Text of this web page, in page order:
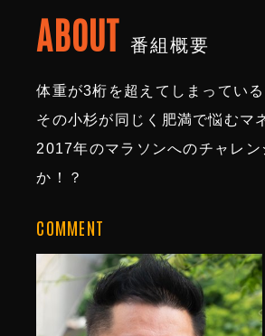
ABOUT 番組概要
体重が3桁を超えてしまってい
その小杉が同じく肥満で悩むマ
2017年のマラソンへのチャレ
か！？
COMMENT